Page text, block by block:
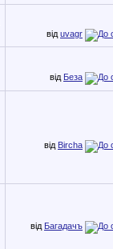
від uvagr
від Беза
від Bircha
від Багадачъ